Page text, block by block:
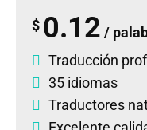
$ 0.12 /
Traducción
35 idiomas
Traductores